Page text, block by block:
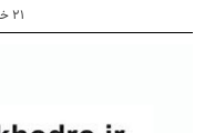
۲۱ خرداد ۱۳۹۴ - ۰۹:۲۱